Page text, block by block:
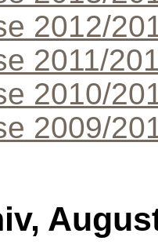
2012/
2011/
2010/
2009/